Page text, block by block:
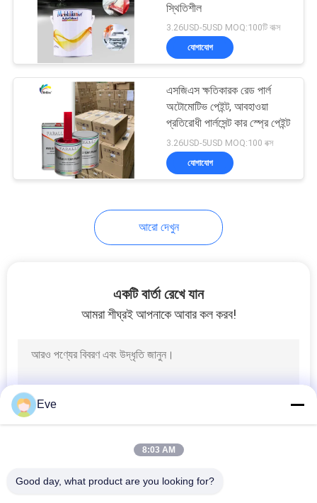
প্রস্তুত মিশ্রিত গাড়ি পেইন্ট
কার পেইন্ট হার্ডেনার
কার পেইন্ট থিনার
স্থিতিশীল
3.26USD-5USD MOQ:100টি বাক্স
যোগাযোগ
এসজিএস ক্ষতিকারক রেড পার্ল
অটোমোটিভ পেইন্ট, আবহাওয়া
প্রতিরোধী পার্লসেন্ট কার স্প্রে পেইন্ট
3.26USD-5USD MOQ:100 বক্স
যোগাযোগ
আরো দেখুন
একটি বার্তা রেখে যান
আমরা শীঘ্রই আপনাকে আবার কল করব!
Eve
8:03 AM
Good day, what product are you looking for?